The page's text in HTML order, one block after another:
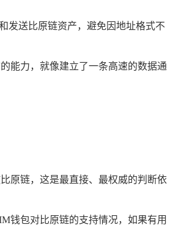
发送比原链资产，避免因地址格式不
能力，就像建立了一条高速的数据通
原链，这是最直接、最权威的判断依
钱包对比原链的支持情况，如果有用